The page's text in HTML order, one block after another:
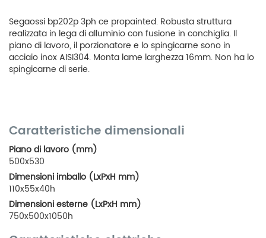
Segaossi bp202p 3ph ce propainted. Robusta struttura
realizzata in lega di alluminio con fusione in conchiglia. Il
piano di lavoro, il porzionatore e lo spingicarne sono in
acciaio inox AISI304. Monta lame larghezza 16mm. Non ha lo
spingicarne di serie.
Caratteristiche dimensionali
Piano di lavoro (mm)
500x530
Dimensioni imballo (LxPxH mm)
110x55x40h
Dimensioni esterne (LxPxH mm)
750x500x1050h